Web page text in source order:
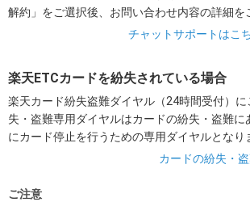
解約」をご選択後、お問い合わせ内容の詳細を
チャットサポートはこ
楽天ETCカードを紛失されている場合
楽天カード紛失盗難ダイヤル（24時間受付）
失・盗難専用ダイヤルはカードの紛失・盗難に
にカード停止を行うための専用ダイヤルとなり
カードの紛失・
ご注意